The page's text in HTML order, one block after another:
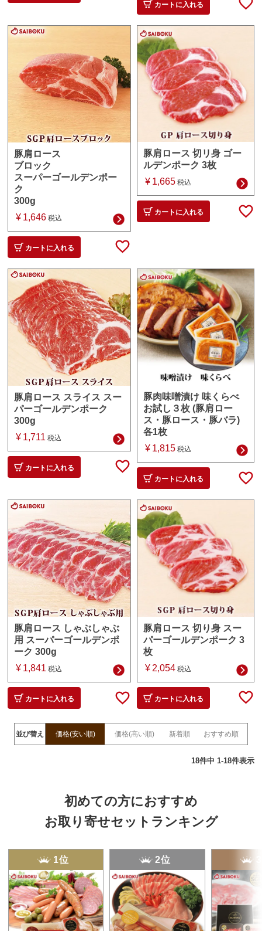
カートに入れる
豚肩ロース
ブロック
スーパーゴールデンポー
ク
300g
¥ 1,646 税込
カートに入れる
豚肩ロース 切リ身 ゴー
ルデンポーク 3枚
¥ 1,665 税込
カートに入れる
豚肩ロース スライス スー
パーゴールデンポーク
300g
¥ 1,711 税込
カートに入れる
豚肉味噌漬け 味くらべ
お試し３枚 (豚肩ロー
ス・豚ロース・豚バラ)
各1枚
¥ 1,815 税込
カートに入れる
豚肩ロース しゃぶしゃぶ
用 スーパーゴールデンポ
ーク 300g
¥ 1,841 税込
カートに入れる
豚肩ロース 切り身 スー
パーゴールデンポーク 3
枚
¥ 2,054 税込
カートに入れる
並び替え 価格(安い順) 価格(高い順) 新着順 おすすめ順
18件中 1-18件表示
初めての方におすすめ
お取り寄せセットランキング
1位 2位